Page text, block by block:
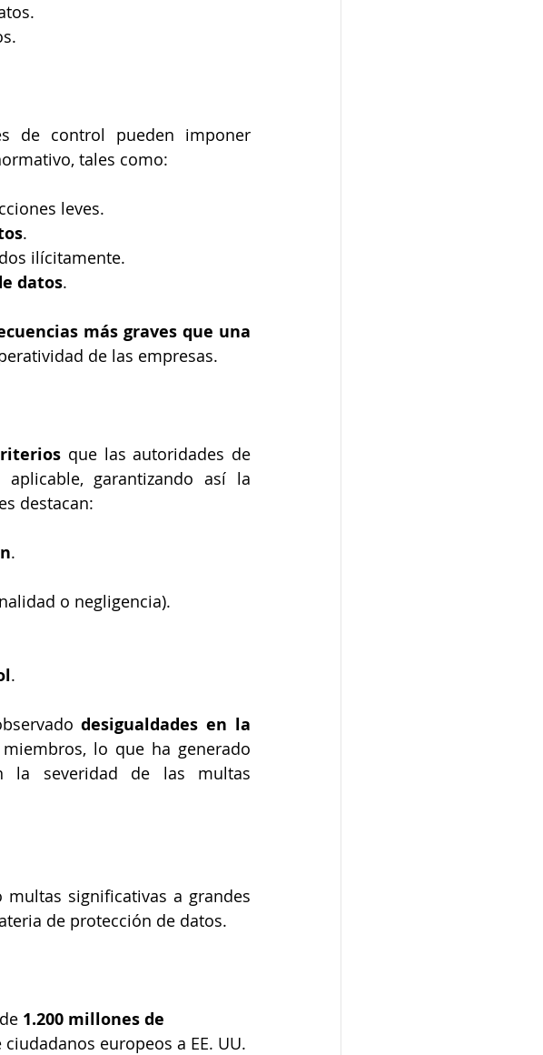
tales como:
leves.
.
ilícitamente.
datos.
más graves que una
de las empresas.
que las autoridades de
garantizando así la
destacan:
.
o negligencia).
.
desigualdades en la
lo que ha generado
la severidad de las multas
multas significativas a grandes
de protección de datos.
1.200 millones de
europeos a EE. UU.